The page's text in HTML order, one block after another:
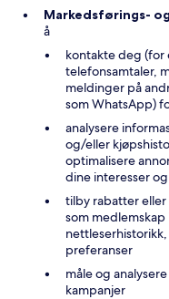
Markedsførings-
å
kontakte deg (for
telefonsamtaler,
meldinger på
som WhatsApp)
analysere
og/eller
optimalisere
dine interesser
tilby rabatter
som
preferanser
måle og
kampanjer